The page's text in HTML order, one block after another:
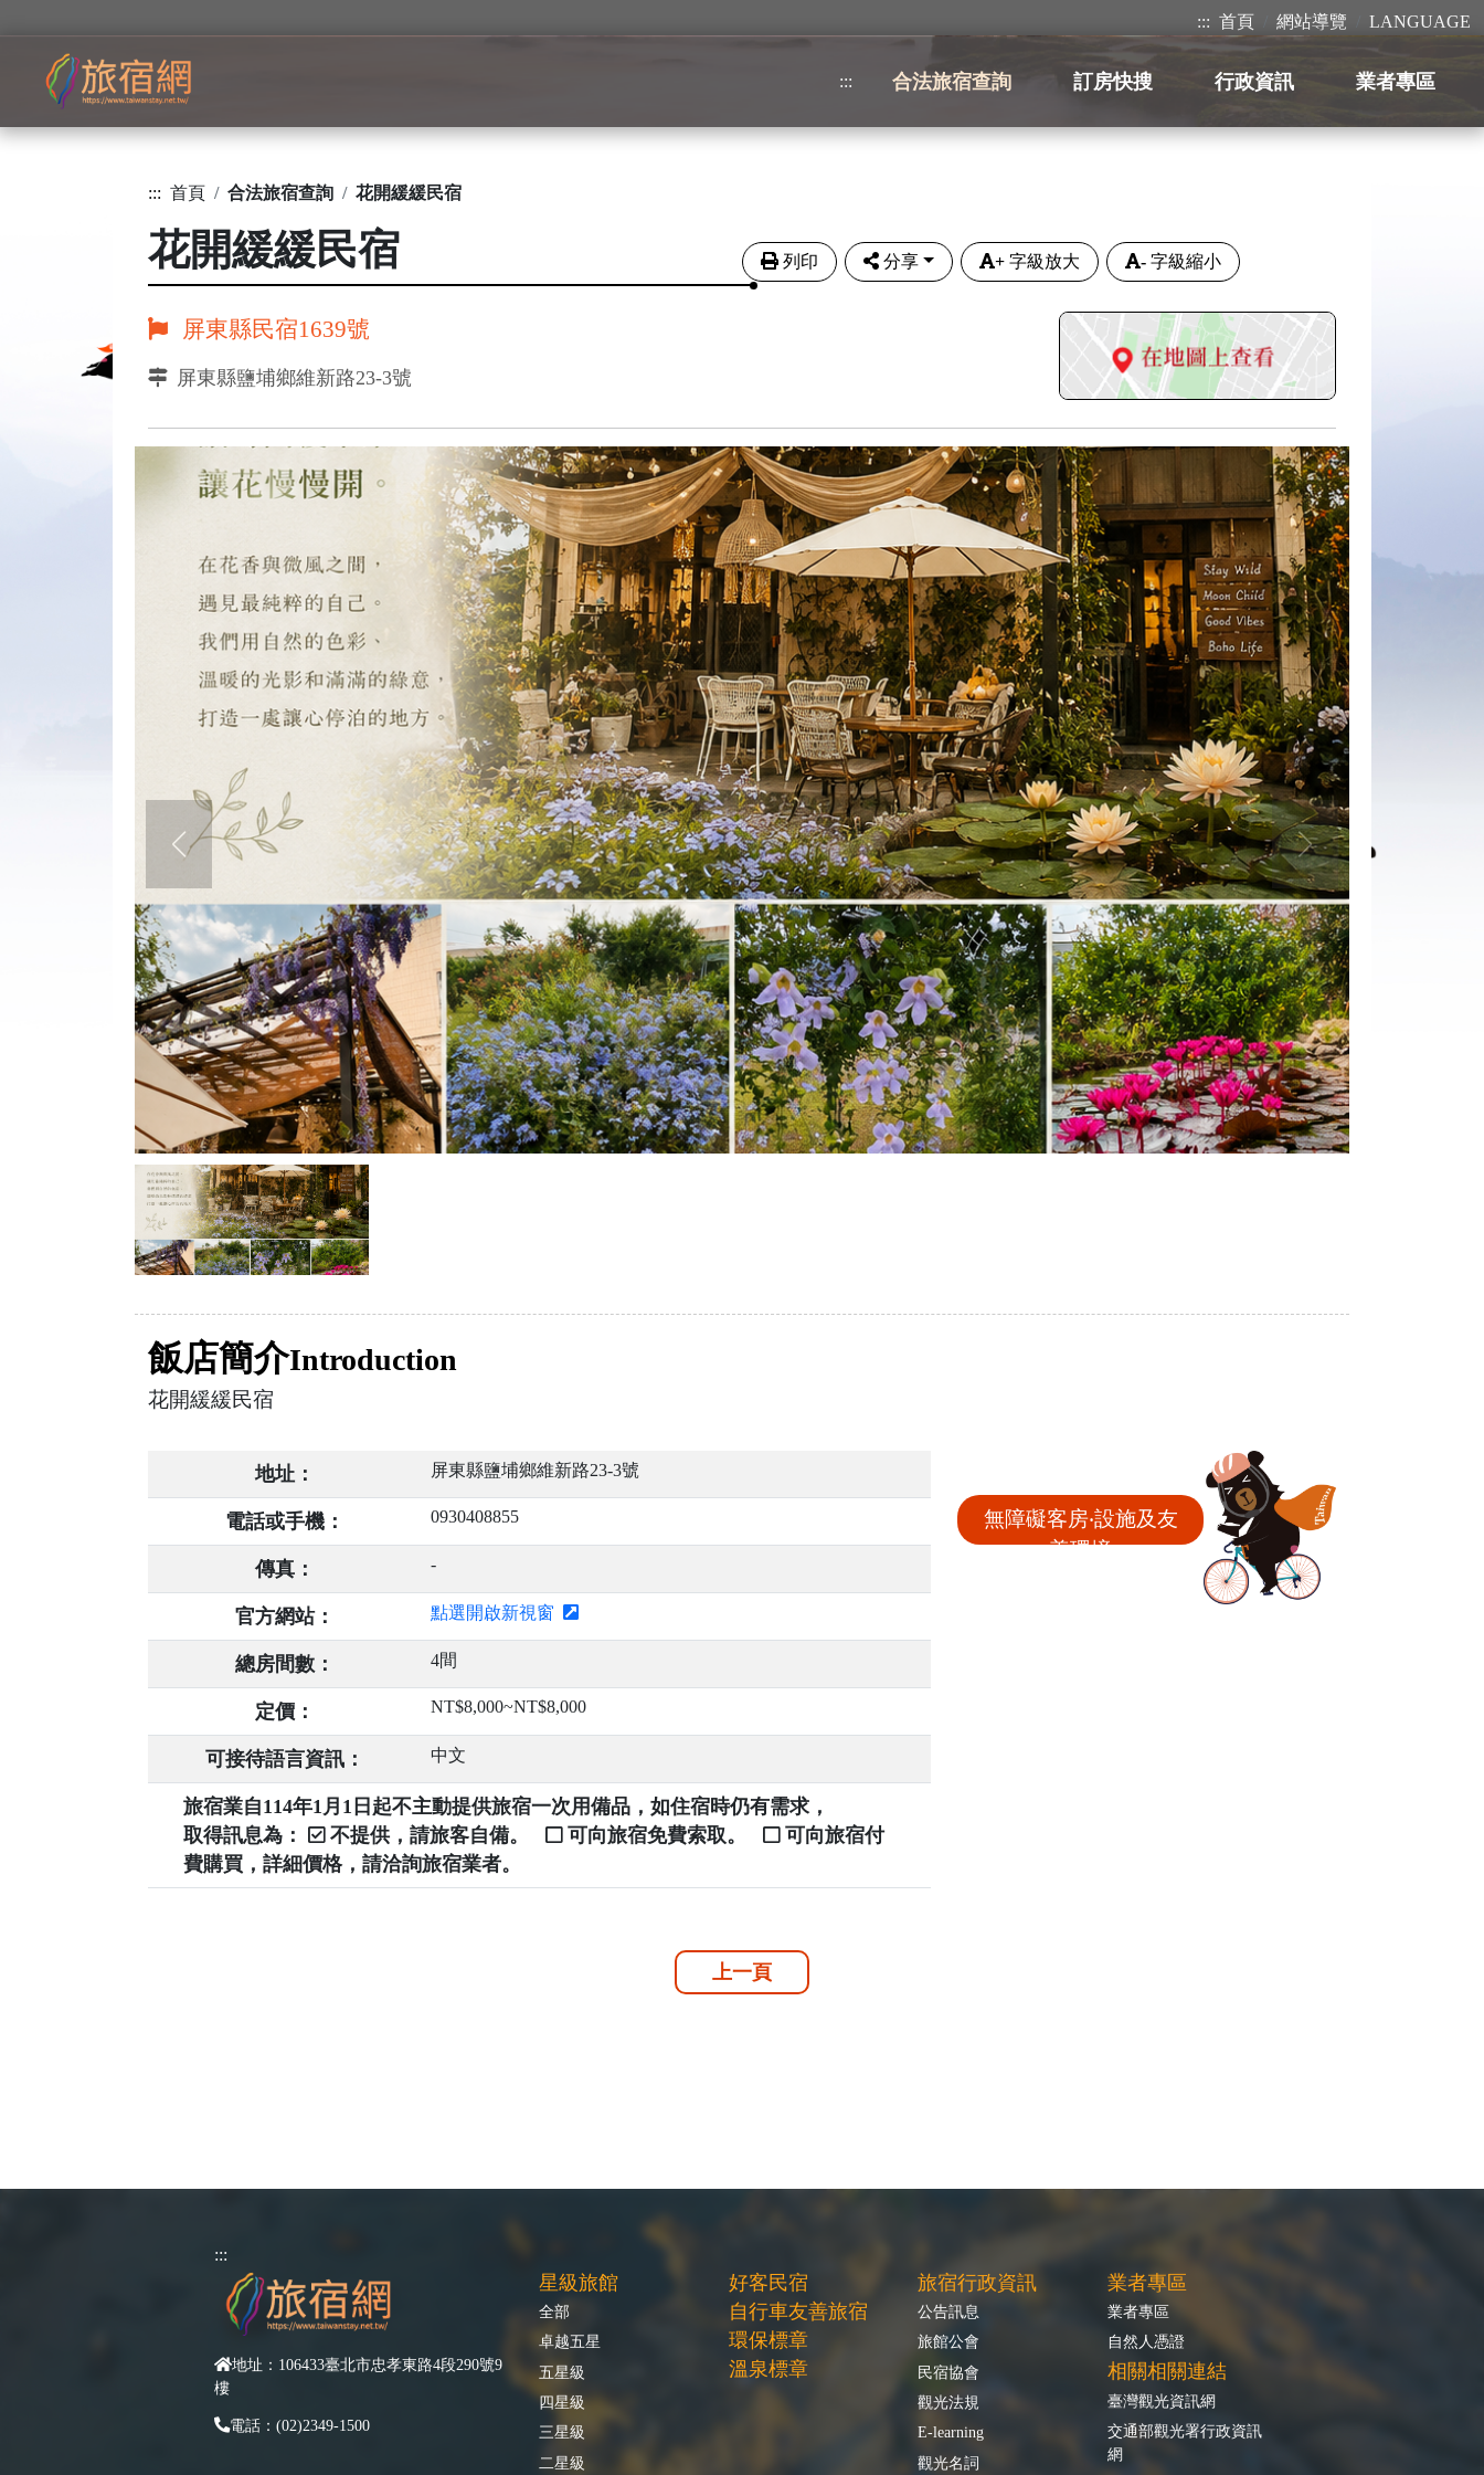
::: 首頁 網站導覽 LANGUAGE
::: 合法旅宿查詢 訂房快搜 行政資訊 業者專區
::: 首頁 合法旅宿查詢 花開緩緩民宿
花開緩緩民宿 列印 分享 + 字級放大 - 字級縮小
屏東縣民宿1639號
屏東縣鹽埔鄉維新路23-3號
飯店簡介Introduction
花開緩緩民宿
地址： 屏東縣鹽埔鄉維新路23-3號
電話或手機： 0930408855
傳真： -
官方網站： 點選開啟新視窗
總房間數： 4間
定價： NT$8,000~NT$8,000
可接待語言資訊： 中文
旅宿業自114年1月1日起不主動提供旅宿一次用備品，如住宿時仍有需求，
取得訊息為：
不提供，請旅客自備。 可向旅宿免費索取。
可向旅宿付
費購買，詳細價格，請洽詢旅宿業者。
無障礙客房‧設施及友
善環境
上一頁
:::
地址：106433臺北市忠孝東路4段290號9
樓
電話：(02)2349-1500
星級旅館
全部
卓越五星
五星級
四星級
三星級
二星級
好客民宿
自行車友善旅宿
環保標章
溫泉標章
旅宿行政資訊
公告訊息
旅館公會
民宿協會
觀光法規
E-learning
觀光名詞
業者專區
業者專區
自然人憑證
相關相關連結
臺灣觀光資訊網
交通部觀光署行政資訊
網